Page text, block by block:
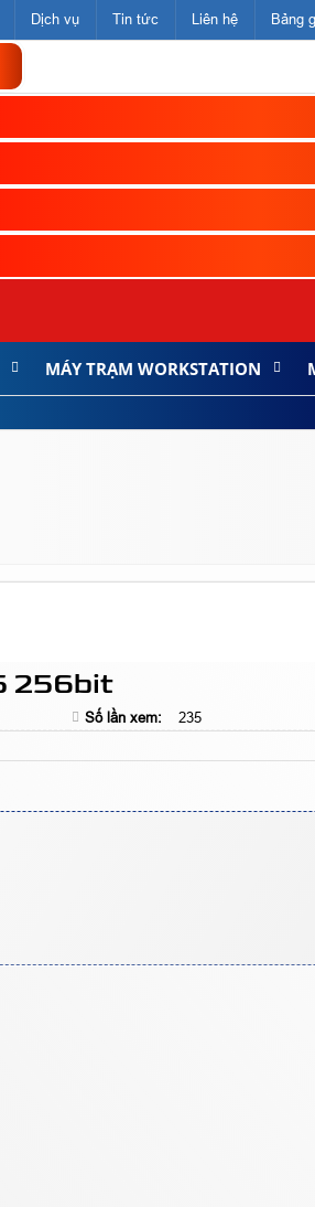
Dịch vụ Tin tức Liên hệ Bảng
MÁY TRẠM WORKSTATION
256bit
Số lần xem: 235